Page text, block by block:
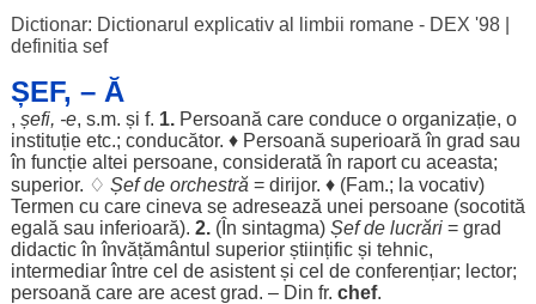
Dictionar: Dictionarul explicativ al limbii romane - DEX '98|
definitia sef
ȘEF, – Ă
, șefi, -e, s.m. și f. 1. Persoană care conduceo organizație, o
instituțieetc.; conducător. ♦ Persoană superioară în grad sau
în funcție altei persoane, considerată în raportcu aceasta;
superior. ♢ Șef de orchestră = dirijor. ♦ (Fam.; la vocativ)
Termen cu care cineva se adresează unei persoane(socotită
egală sau inferioară). 2.(În sintagma) Șef de lucrări= grad
didacticînînvățământul superior științificși tehnic,
intermediar întrecel de asistentși cel de conferențiar; lector;
persoană care are acestgrad. – Din fr. chef.